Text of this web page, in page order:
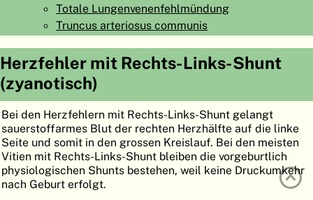
EN
Totale Lungenvenenfehlmündung
Truncus arteriosus communis
Herzfehler mit Rechts-Links-Shunt
(zyanotisch)
Bei den Herzfehlern mit Rechts-Links-Shunt gelangt
sauerstoffarmes Blut der rechten Herzhälfte auf die linke
Seite und somit in den grossen Kreislauf. Bei den meisten
Vitien mit Rechts-Links-Shunt bleiben die vorgeburtlich
physiologischen Shunts bestehen, weil keine Druckumkehr
nach Geburt erfolgt.